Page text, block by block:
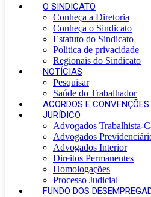
O SINDICATO
Conheça a Diretoria
Conheça o Sindicato
Estatuto do Sindicato
Politica de privacidade
Regionais do Sindicato
NOTÍCIAS
Pesquisar
Saúde do Trabalhador
ACORDOS E
JURÍDICO
Advogados Trabalhista-
Advogados
Advogados Interior
Direitos Permanentes
Homologações
Processo Judicial
FUNDO DOS